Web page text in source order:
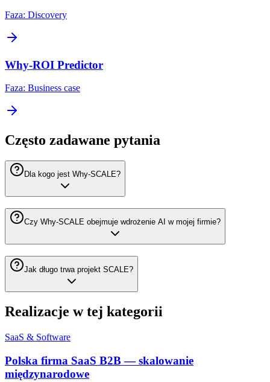
Faza: Discovery
Why-ROI Predictor
Faza: Business case
Często zadawane pytania
Dla kogo jest Why-SCALE?
Czy Why-SCALE obejmuje wdrożenie AI w mojej firmie?
Jak długo trwa projekt SCALE?
Realizacje w tej kategorii
SaaS & Software
Polska firma SaaS B2B — skalowanie
międzynarodowe